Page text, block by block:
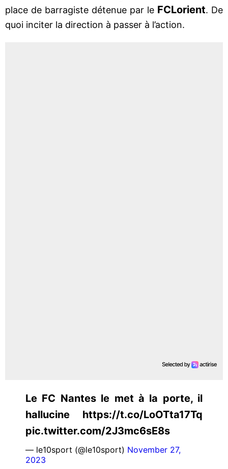
place de barragiste détenue par le FCLorient. De
quoi inciter la direction à passer à l’action.
Le FC Nantes le met à la porte, il
hallucine https://t.co/LoOTta17Tq
pic.twitter.com/2J3mc6sE8s
— le10sport (@le10sport) November 27,
2023